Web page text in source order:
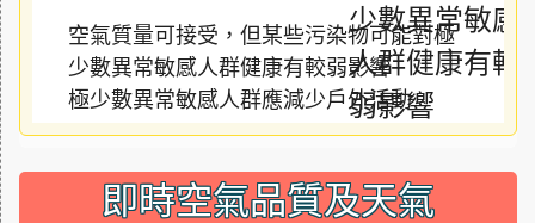
空氣質量可接受，但某些污染物可能對極
少數異常敏感人群健康有較弱影響
極少數異常敏感人群應減少戶外活動
即時空氣品質及天氣